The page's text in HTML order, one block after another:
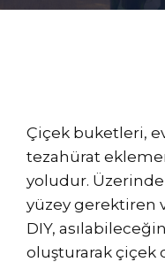
Çiçek buketleri,
tezahürat
yoludur.
yüzey gerektiren
DIY,
oluşturarak çiçek